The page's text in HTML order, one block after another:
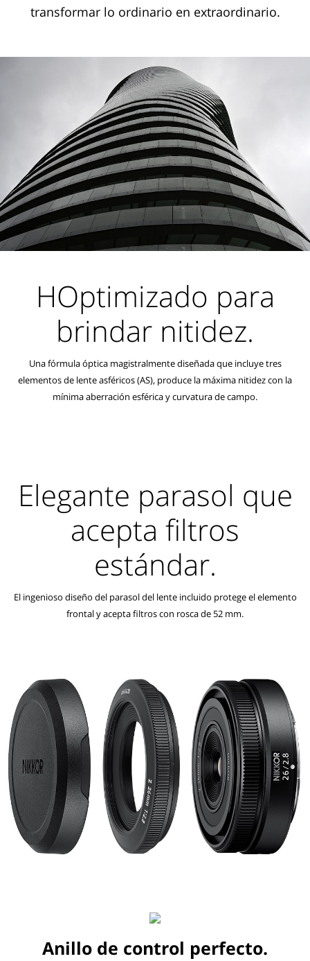
transformar lo ordinario en extraordinario.
HOptimizado para
brindar nitidez.
Una fórmula óptica magistralmente diseñada que incluye tres
elementos de lente asféricos (AS), produce la máxima nitidez con la
mínima aberración esférica y curvatura de campo.
Elegante parasol que
acepta filtros
estándar.
El ingenioso diseño del parasol del lente incluido protege el elemento
frontal y acepta filtros con rosca de 52 mm.
Anillo de control perfecto.